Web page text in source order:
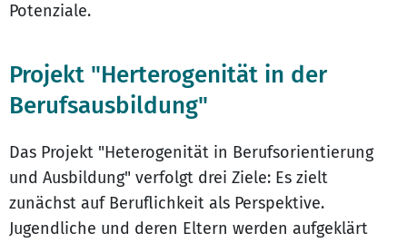
Potenziale.
Projekt "Herterogenität in der
Berufsausbildung"
Das Projekt "Heterogenität in Berufsorientierung
und Ausbildung" verfolgt drei Ziele: Es zielt
zunächst auf Beruflichkeit als Perspektive.
Jugendliche und deren Eltern werden aufgeklärt